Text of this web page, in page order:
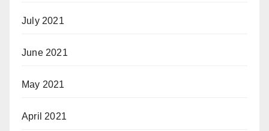
July 2021
June 2021
May 2021
April 2021